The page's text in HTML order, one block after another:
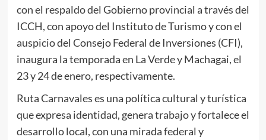
con el respaldo del Gobierno provincial a través del
ICCH, con apoyo del Instituto de Turismo y con el
auspicio del Consejo Federal de Inversiones (CFI),
inaugura la temporada en La Verde y Machagai, el
23 y 24 de enero, respectivamente.
Ruta Carnavales es una política cultural y turística
que expresa identidad, genera trabajo y fortalece el
desarrollo local, con una mirada federal y